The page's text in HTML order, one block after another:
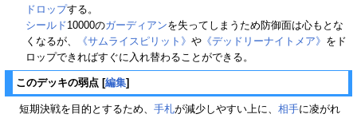
ドロップする。
シールド10000のガーディアンを失ってしまうため防御面は心もとな
くなるが、
《サムライスピリット》 や 《デッドリーナイトメア》 をド
ロップできればすぐに入れ替わることができる。
このデッキの弱点 [編集]
短期決戦を目的とするため、 手札が減少しやすい上に、 相手に凌がれ